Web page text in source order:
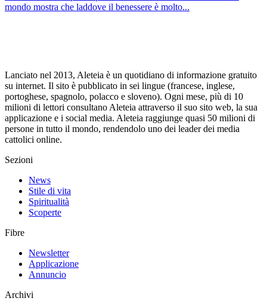
mondo mostra che laddove il benessere è molto...
Lanciato nel 2013, Aleteia è un quotidiano di informazione gratuito
su internet. Il sito è pubblicato in sei lingue (francese, inglese,
portoghese, spagnolo, polacco e sloveno). Ogni mese, più di 10
milioni di lettori consultano Aleteia attraverso il suo sito web, la sua
applicazione e i social media. Aleteia raggiunge quasi 50 milioni di
persone in tutto il mondo, rendendolo uno dei leader dei media
cattolici online.
Sezioni
News
Stile di vita
Spiritualità
Scoperte
Fibre
Newsletter
Applicazione
Annuncio
Archivi